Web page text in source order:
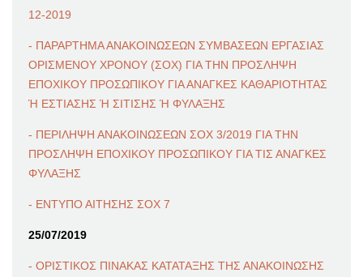
12-2019
- ΠΑΡΑΡΤΗΜΑ ΑΝΑΚΟΙΝΩΣΕΩΝ ΣΥΜΒΑΣΕΩΝ ΕΡΓΑΣΙΑΣ
ΟΡΙΣΜΕΝΟΥ ΧΡΟΝΟΥ (ΣΟΧ) ΓΙΑ ΤΗΝ ΠΡΟΣΛΗΨΗ
ΕΠΟΧΙΚΟΥ ΠΡΟΣΩΠΙΚΟΥ ΓΙΑ ΑΝΑΓΚΕΣ ΚΑΘΑΡΙΟΤΗΤΑΣ
Ή ΕΣΤΙΑΣΗΣ Ή ΣΙΤΙΣΗΣ Ή ΦΥΛΑΞΗΣ
- ΠΕΡΙΛΗΨΗ ΑΝΑΚΟΙΝΩΣΕΩΝ ΣΟΧ 3/2019 ΓΙΑ ΤΗΝ
ΠΡΟΣΛΗΨΗ ΕΠΟΧΙΚΟΥ ΠΡΟΣΩΠΙΚΟΥ ΓΙΑ ΤΙΣ ΑΝΑΓΚΕΣ
ΦΥΛΑΞΗΣ
- ΕΝΤΥΠΟ ΑΙΤΗΣΗΣ ΣΟΧ 7
25/07/2019
- ΟΡΙΣΤΙΚΟΣ ΠΙΝΑΚΑΣ ΚΑΤΑΤΑΞΗΣ ΤΗΣ ΑΝΑΚΟΙΝΩΣΗΣ